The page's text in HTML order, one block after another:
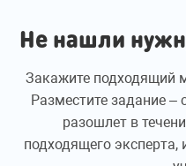
Не нашли
Закажите подходящий
Разместите задание –
разошлет в
подходящего эксперта,